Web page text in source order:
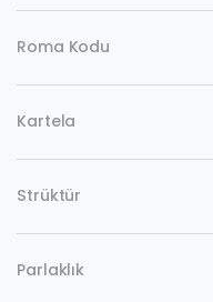
Roma Kodu
Kartela
Strüktür
Parlaklık
Kopyala